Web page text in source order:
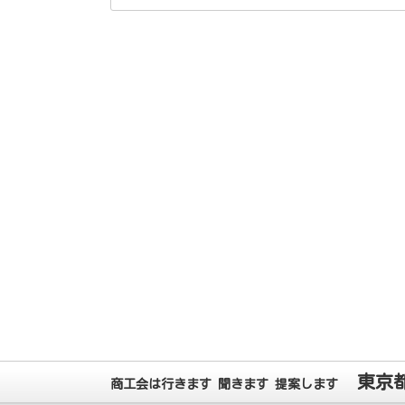
商工会は行きます 聞きます 提案します 東京